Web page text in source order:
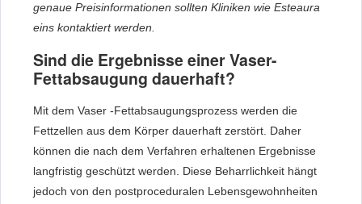
genaue Preisinformationen sollten Kliniken wie Esteaura
eins kontaktiert werden.
Sind die Ergebnisse einer Vaser-
Fettabsaugung dauerhaft?
Mit dem Vaser -Fettabsaugungsprozess werden die
Fettzellen aus dem Körper dauerhaft zerstört. Daher
können die nach dem Verfahren erhaltenen Ergebnisse
langfristig geschützt werden. Diese Beharrlichkeit hängt
jedoch von den postproceduralen Lebensgewohnheiten